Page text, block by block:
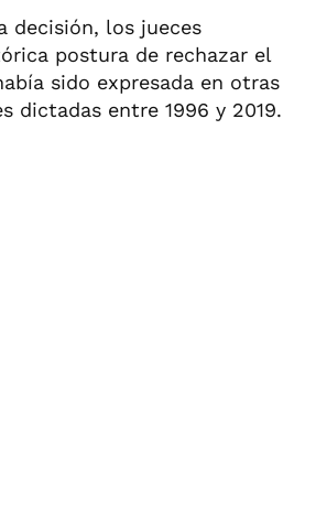
decisión, los jueces
postura de rechazar el
sido expresada en otras
dictadas entre 1996 y 2019.